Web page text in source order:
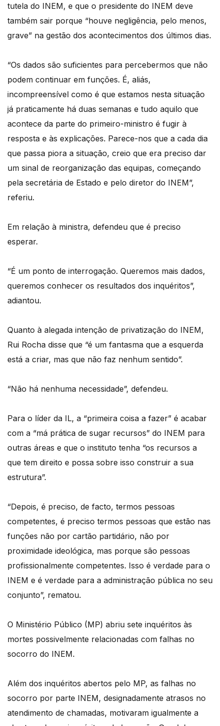
tutela do INEM, e que o presidente do INEM deve
também sair porque “houve negligência, pelo menos,
grave” na gestão dos acontecimentos dos últimos dias.
“Os dados são suficientes para percebermos que não
podem continuar em funções. É, aliás,
incompreensível como é que estamos nesta situação
já praticamente há duas semanas e tudo aquilo que
acontece da parte do primeiro-ministro é fugir à
resposta e às explicações. Parece-nos que a cada dia
que passa piora a situação, creio que era preciso dar
um sinal de reorganização das equipas, começando
pela secretária de Estado e pelo diretor do INEM”,
referiu.
Em relação à ministra, defendeu que é preciso
esperar.
“É um ponto de interrogação. Queremos mais dados,
queremos conhecer os resultados dos inquéritos”,
adiantou.
Quanto à alegada intenção de privatização do INEM,
Rui Rocha disse que “é um fantasma que a esquerda
está a criar, mas que não faz nenhum sentido”.
“Não há nenhuma necessidade”, defendeu.
Para o líder da IL, a “primeira coisa a fazer” é acabar
com a “má prática de sugar recursos” do INEM para
outras áreas e que o instituto tenha “os recursos a
que tem direito e possa sobre isso construir a sua
estrutura”.
“Depois, é preciso, de facto, termos pessoas
competentes, é preciso termos pessoas que estão nas
funções não por cartão partidário, não por
proximidade ideológica, mas porque são pessoas
profissionalmente competentes. Isso é verdade para o
INEM e é verdade para a administração pública no seu
conjunto”, rematou.
O Ministério Público (MP) abriu sete inquéritos às
mortes possivelmente relacionadas com falhas no
socorro do INEM.
Além dos inquéritos abertos pelo MP, as falhas no
socorro por parte INEM, designadamente atrasos no
atendimento de chamadas, motivaram igualmente a